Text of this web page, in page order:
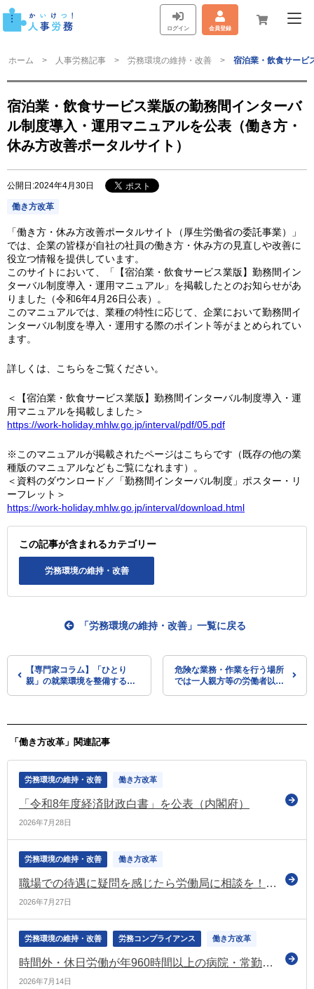
ログイン 会員登録
ホーム 人事労務記事 労務環境の維持・改善 宿泊業・飲食サービ
宿泊業・飲食サービス業版の勤務間インターバ
ル制度導入・運用マニュアルを公表（働き方・
休み方改善ポータルサイト）
公開日:2024年4月30日
働き方改革
「働き方・休み方改善ポータルサイト（厚生労働省の委託事業）」
では、企業の皆様が自社の社員の働き方・休み方の見直しや改善に
役立つ情報を提供しています。
このサイトにおいて、「【宿泊業・飲食サービス業版】勤務間イン
ターバル制度導入・運用マニュアル」を掲載したとのお知らせがあ
りました（令和6年4月26日公表）。
このマニュアルでは、業種の特性に応じて、企業において勤務間イ
ンターバル制度を導入・運用する際のポイント等がまとめられてい
ます。
詳しくは、こちらをご覧ください。
＜【宿泊業・飲食サービス業版】勤務間インターバル制度導入・運
用マニュアルを掲載しました＞
https://work-holiday.mhlw.go.jp/interval/pdf/05.pdf
※このマニュアルが掲載されたページはこちらです（既存の他の業
種版のマニュアルなどもご覧になれます）。
＜資料のダウンロード／「勤務間インターバル制度」ポスター・リ
ーフレット＞
https://work-holiday.mhlw.go.jp/interval/download.html
この記事が含まれるカテゴリー
労務環境の維持・改善
【専門家コラム】「ひとり
親」の就業環境を整備する上
「労務環境の維持・改善」一覧に戻る
危険な業務・作業を行う場所
では一人親方等の労働者以外
「働き方改革」関連記事
労務環境の維持・改善 働き方改革
「令和8年度経済財政白書」を公表（内閣府）
2026年7月28日
労務環境の維持・改善 働き方改革
職場での待遇に疑問を感じたら労働局に相談を！ パートタイム・有期雇用労働者を対象としたチェックシートを更新（多様な働き方の実現応援サイト）
2026年7月27日
労務環境の維持・改善 労務コンプライアンス 働き方改革
時間外・休日労働が年960時間以上の病院・常勤勤務医の割合 減少したものの15％と依然として高い（令和8年度医師の働き方改革検討会の初回会合）
2026年7月14日